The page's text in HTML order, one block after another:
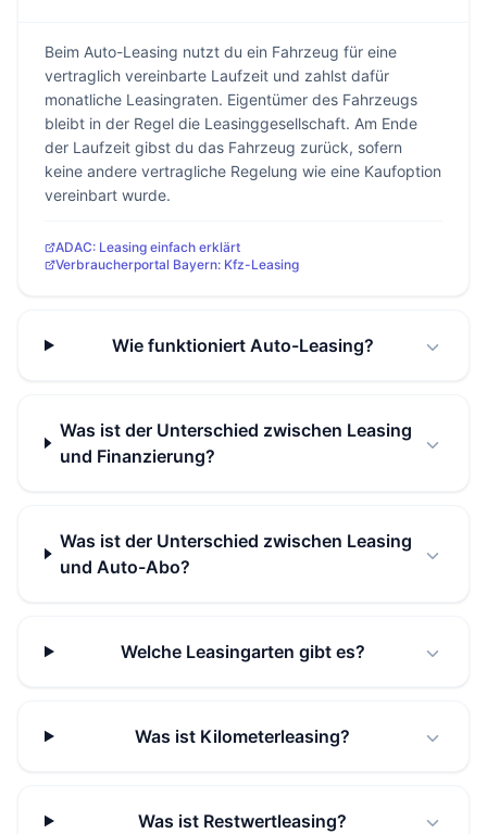
Beim Auto-Leasing nutzt du ein Fahrzeug für eine
vertraglich vereinbarte Laufzeit und zahlst dafür
monatliche Leasingraten. Eigentümer des Fahrzeugs
bleibt in der Regel die Leasinggesellschaft. Am Ende
der Laufzeit gibst du das Fahrzeug zurück, sofern
keine andere vertragliche Regelung wie eine Kaufoption
vereinbart wurde.
ADAC: Leasing einfach erklärt
Verbraucherportal Bayern: Kfz-Leasing
Wie funktioniert Auto-Leasing?
Was ist der Unterschied zwischen Leasing
und Finanzierung?
Was ist der Unterschied zwischen Leasing
und Auto-Abo?
Welche Leasingarten gibt es?
Was ist Kilometerleasing?
Was ist Restwertleasing?